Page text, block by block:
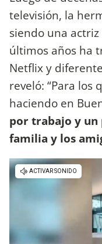
televisión, la
siendo una
últimos años ha
Netflix y
reveló: “Para los
haciendo en
por trabajo y
familia y los